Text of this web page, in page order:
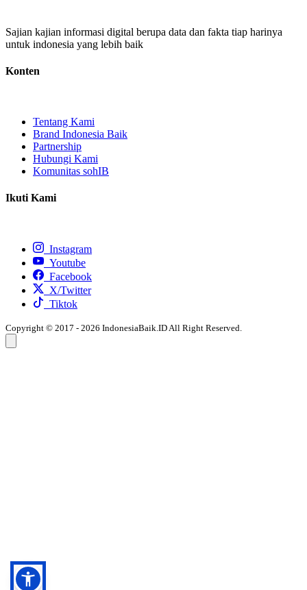
Sajian kajian informasi digital berupa data dan fakta tiap harinya
untuk indonesia yang lebih baik
Konten
Tentang Kami
Brand Indonesia Baik
Partnership
Hubungi Kami
Komunitas sohIB
Ikuti Kami
Instagram
Youtube
Facebook
X/Twitter
Tiktok
Copyright © 2017 - 2026 IndonesiaBaik.ID All Right Reserved.